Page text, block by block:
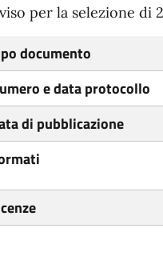
per la selezione di
documento
e data protocollo
di pubblicazione